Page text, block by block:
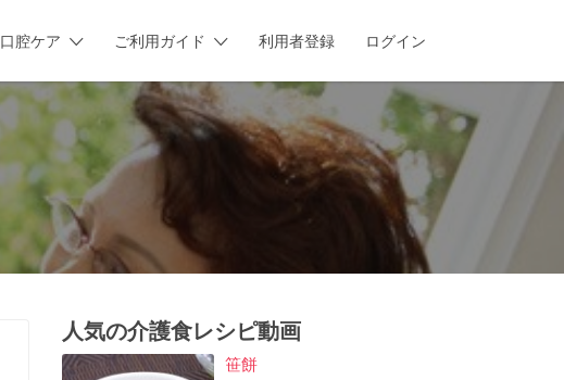
口腔ケア ご利用ガイド 利用者登録 ログイン
人気の介護食レシピ動画
笹餅